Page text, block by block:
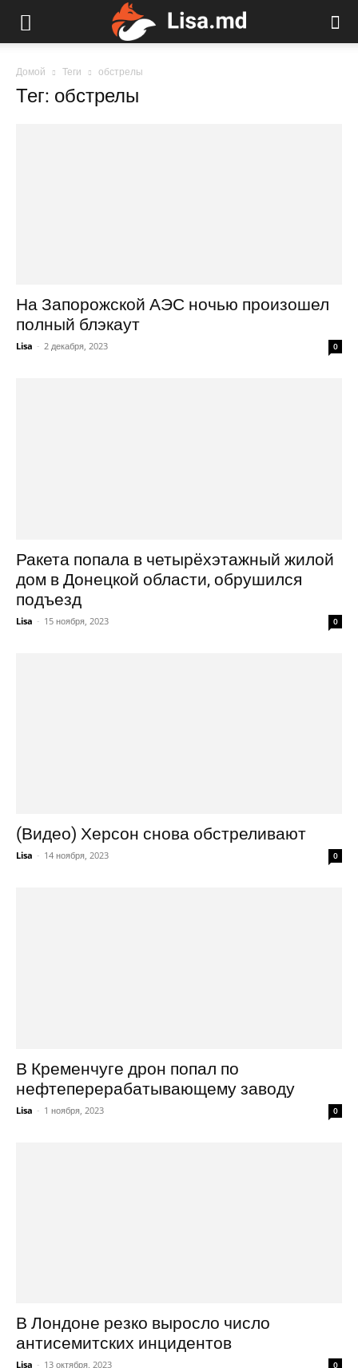
Домой Теги обстрелы
Тег: обстрелы
На Запорожской АЭС ночью произошел
полный блэкаут
Lisa - 2 декабря, 2023 0
Ракета попала в четырёхэтажный жилой
дом в Донецкой области, обрушился
подъезд
Lisa - 15 ноября, 2023 0
(Видео) Херсон снова обстреливают
Lisa - 14 ноября, 2023 0
В Кременчуге дрон попал по
нефтеперерабатывающему заводу
Lisa - 1 ноября, 2023 0
В Лондоне резко выросло число
антисемитских инцидентов
Lisa - 13 октября, 2023 0